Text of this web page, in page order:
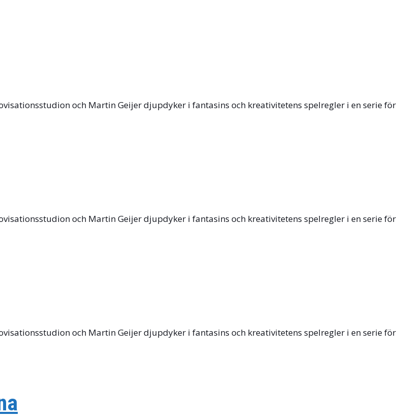
och Martin Geijer djupdyker i fantasins och kreativitetens spelregler i en serie för
och Martin Geijer djupdyker i fantasins och kreativitetens spelregler i en serie för
och Martin Geijer djupdyker i fantasins och kreativitetens spelregler i en serie för